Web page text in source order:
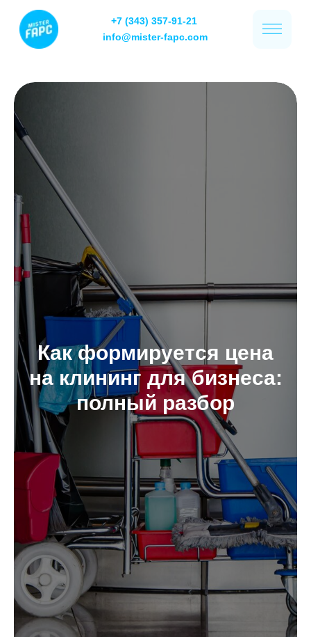
info@mister-fapc.com
Как формируется цена
на клининг для бизнеса:
полный разбор